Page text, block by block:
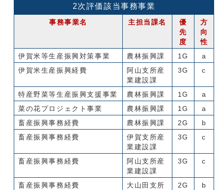
2次評価該当事務事業
事務事業名 主担当課名
優
先
度
方
向
性
伊賀米等生産振興対策事業
農林振興課 1G
a
伊賀米生産振興経費
阿山支所産
業建設課
3G c
特産野菜等生産振興支援事業 農林振興課 1G
a
菜の花プロジェクト事業
農林振興課 1G
a
畜産振興事務経費
農林振興課 2G
b
畜産振興事務経費
伊賀支所産
業建設課
3G c
畜産振興事務経費
阿山支所産
業建設課
3G c
畜産振興事務経費
大山田支所
2G b